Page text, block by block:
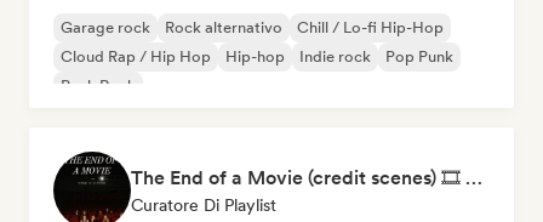
Garage rock Rock alternativo
Chill / Lo-fi Hip-Hop
Cloud Rap / Hip Hop
Hip-hop Indie rock
Pop Punk
Punk Rock
The End of a Movie (credit scenes) 🎞️ Cinematic Dream Pop & Bedroom Indie
Curatore Di Playlist